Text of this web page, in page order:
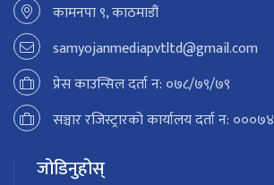
कामनपा ९, काठमाडौं
samyojanmediapvtltd@gmail.com
प्रेस काउन्सिल दर्ता न: ०७८/७९/७९
सञ्चार रजिस्ट्रारको कार्यालय दर्ता न: ०००७४
जोडिनुहोस्